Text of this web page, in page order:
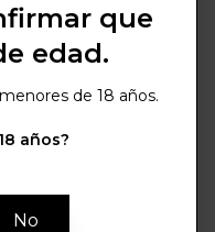
que
edad.
de 18 años.
años?
No